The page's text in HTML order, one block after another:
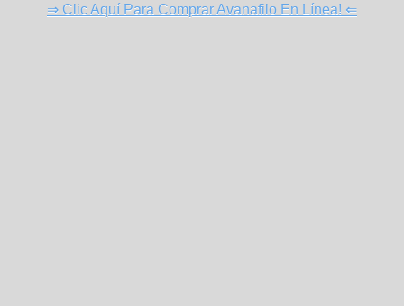
⇒ Clic Aquí Para Comprar Avanafilo En Línea! ⇐